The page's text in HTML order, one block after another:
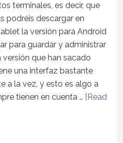
terminales, es decir, que
podréis descargar en
la versión para Android
para guardar y administrar
que han sacado
una interfaz bastante
a la vez, y esto es algo a
tienen en cuenta … [Read